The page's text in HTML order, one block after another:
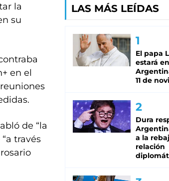
la
su
en el
de “la
través
LAS MÁS LEÍDAS
El papa
estará
11 de
Dura
a la
relación